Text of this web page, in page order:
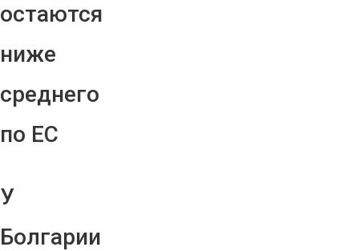
остаются
ниже
среднего
по ЕС
У
Болгарии